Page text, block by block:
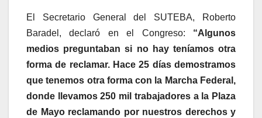
El Secretario General del SUTEBA, Roberto
Baradel, declaró en el Congreso: “Algunos
medios preguntaban si no hay teníamos otra
forma de reclamar. Hace 25 días demostramos
que tenemos otra forma con la Marcha Federal,
donde llevamos 250 mil trabajadores a la Plaza
de Mayo reclamando por nuestros derechos y